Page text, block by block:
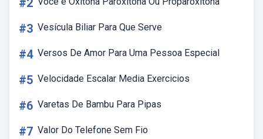
#2
#3 Vesícula Biliar Para Que Serve
#4 Versos De Amor Para Uma Pessoa Especial
#5 Velocidade Escalar Media Exercicios
#6 Varetas De Bambu Para Pipas
#7 Valor Do Telefone Sem Fio